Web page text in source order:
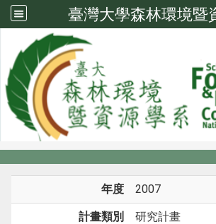
臺灣大學森林環境暨
系所成員
系所成員
年度 2007
計畫類別 研究計畫